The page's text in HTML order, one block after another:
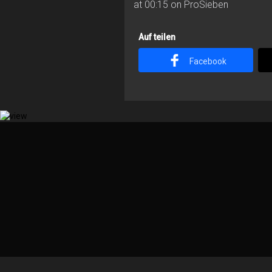
at 00:15 on ProSieben
Auf teilen
Facebook